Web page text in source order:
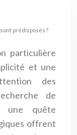
prédisposés ?
particulière
et une
des
de
une quête
offrent